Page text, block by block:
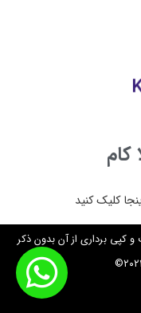
کام
کلیک کنید
کپی برداری از آن بدون ذکر
منبع دارایی پیگرد قانونی می باشد. ۲۰۲۴©